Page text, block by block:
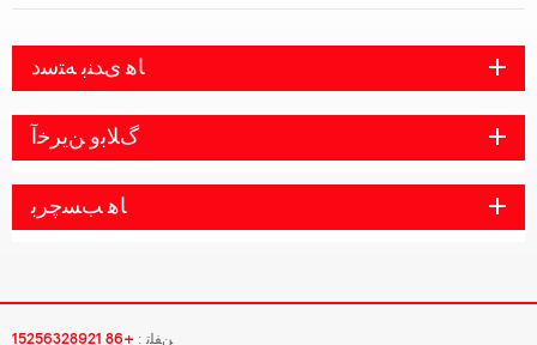
ﺎﻫ ﯼﺪﻨﺑ ﻪﺘﺳﺩ
ﮒﻼ ﺑﻭ ﻦﯾﺮﺧﺁ
ﺎﻫ ﺐﺴﭼﺮﺑ
ﻦﻔﻠﺗ : +86 15256328921